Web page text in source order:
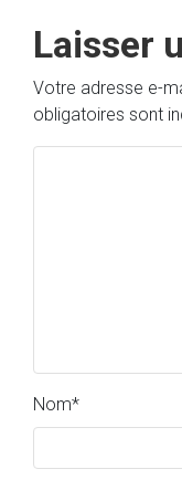
Laisser
Votre adresse e-
obligatoires sont
Nom*